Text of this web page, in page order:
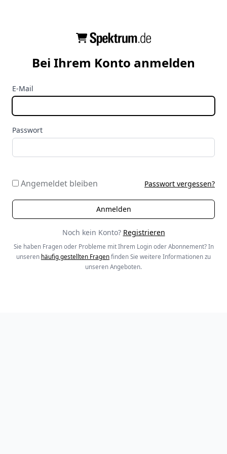
Bei Ihrem Konto anmelden
E-Mail
Passwort
Angemeldet bleiben Passwort vergessen?
Noch kein Konto? Registrieren
Sie haben Fragen oder Probleme mit Ihrem Login oder Abonnement? In
unseren häufig gestellten Fragen finden Sie weitere Informationen zu
unseren Angeboten.